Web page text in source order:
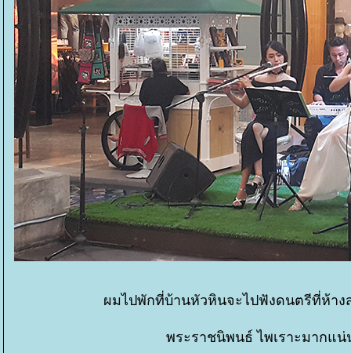
ผมไปพักที่บ้านหัวหินจะไปฟังดนตรีที่ห้าง
พระราชนิพนธ์ ไพเราะมากแ